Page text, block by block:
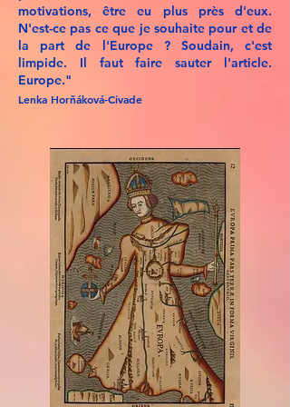
motivations, être eu plus près d'eux.
N'est-ce pas ce que je souhaite pour et de
la part de l'Europe ? Soudain, c'est
limpide. Il faut faire sauter l'article.
Europe."
Lenka Horňáková-Civade